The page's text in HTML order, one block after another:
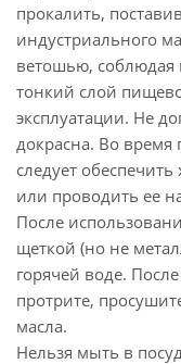
прокалить,
индустриального
ветошью, соблюдая
тонкий слой
эксплуатации. Не
докрасна. Во
следует
или проводить ее
После
щеткой (но не
горячей воде.
протрите,
масла.
Нельзя мыть в